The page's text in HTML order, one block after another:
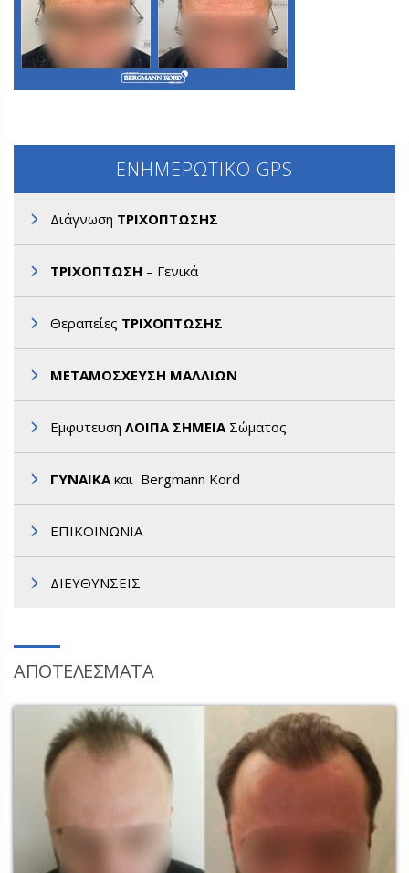
Α3. Μεταμόσχευση Μαλλιών FUE
ΕΝΗΜΕΡΩΤΙΚΟ GPS
Διάγνωση ΤΡΙΧΟΠΤΩΣΗΣ
ΤΡΙΧΟΠΤΩΣΗ – Γενικά
Θεραπείες ΤΡΙΧΟΠΤΩΣΗΣ
ΜΕΤΑΜΟΣΧΕΥΣΗ ΜΑΛΛΙΩΝ
Εμφυτευση ΛΟΙΠΑ ΣΗΜΕΙΑΣώματος
ΓΥΝΑΙΚΑκαι Bergmann Kord
ΕΠΙΚΟΙΝΩΝΙΑ
ΔΙΕΥΘΥΝΣΕΙΣ
ΑΠΟΤΕΛΕΣΜΑΤΑ